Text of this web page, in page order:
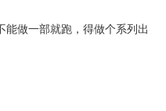
能做一部就跑，得做个系列出